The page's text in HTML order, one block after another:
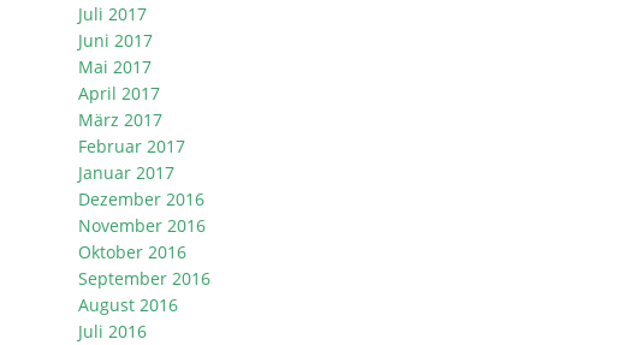
Juli 2017
Juni 2017
Mai 2017
April 2017
März 2017
Februar 2017
Januar 2017
Dezember 2016
November 2016
Oktober 2016
September 2016
August 2016
Juli 2016